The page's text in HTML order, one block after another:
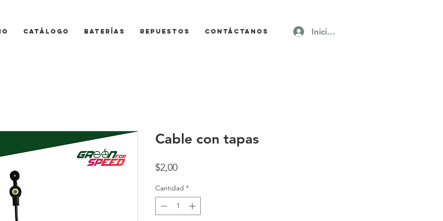
Catálogo Baterías Repuestos Contáctanos Iniciar sesión
Cable con tapas
$2,00Precio
Cantidad *